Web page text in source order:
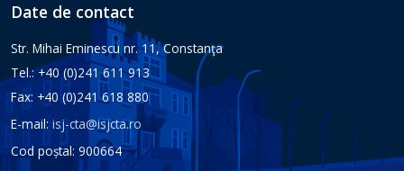
Date de contact
Str. Mihai Eminescu nr. 11, Constanţa
Tel.: +40 (0)241 611 913
Fax: +40 (0)241 618 880
E-mail:isj-cta@isjcta.ro
Cod poștal: 900664